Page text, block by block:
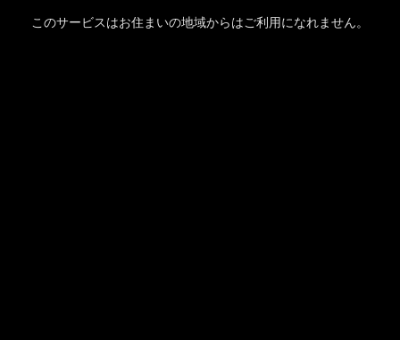
このサービスはお住まいの地域からはご利用になれません。